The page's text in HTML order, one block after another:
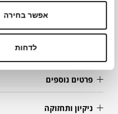
אפשר בחירה
לדחות
פרטים נוספים
ניקיון ותחזוקה